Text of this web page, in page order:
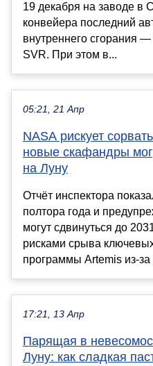
19 декабря на заводе в
конвейера последний
внутреннего сгорания
SVR. При этом в...
05:21, 21 Апр
NASA рискует
новые скафандры
на Луну
Отчёт инспектора
полтора года и
могут сдвинуться до
рисками срыва
программы Artemis из-за
17:21, 13 Апр
Парящая в
Луну: как сладкая